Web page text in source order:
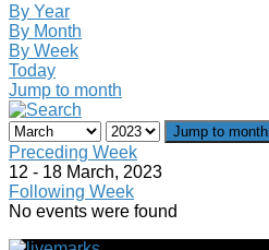
By Year
By Month
By Week
Today
Jump to month
Jump to month
Preceding Week
12 - 18 March, 2023
Following Week
No events were found